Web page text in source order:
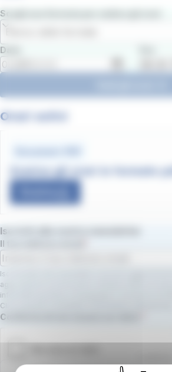
Scegli una fermata per vedere gli orari
Data
Orari estivi
Scarica gli orari in formato
Iscriviti alla nostra newsletter
Il tuo indirizzo email
Iscrivendoti alla newsletter, riceverai
agevolazioni e promozioni. Dichiari inoltre di
informativa privacy e di prestare il consenso al
Clicca qui per consultare l’informativa sulla privacy.
Campo obbligatorio
Conferma di non essere un robot.